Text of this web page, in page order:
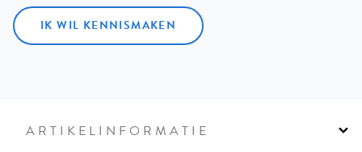
IK WIL KENNISMAKEN
ARTIKELINFORMATIE